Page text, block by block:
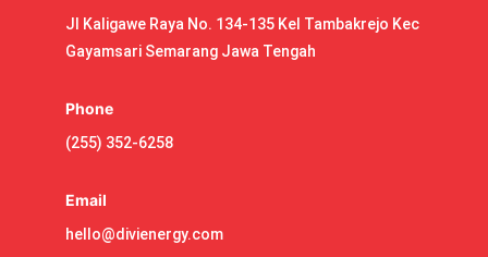
Jl Kaligawe Raya No. 134-135 Kel Tambakrejo Kec
Gayamsari Semarang Jawa Tengah
Phone
(255) 352-6258
Email
hello@divienergy.com